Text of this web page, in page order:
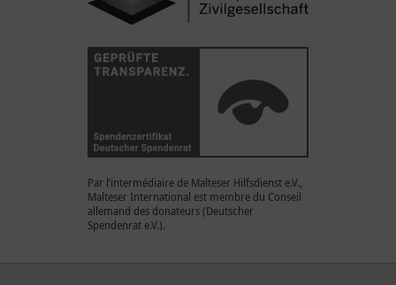
Par l’intermédiaire de Malteser Hilfsdienst e.V.,
Malteser International est membre du Conseil
allemand des donateurs (Deutscher
Spendenrat e.V.).